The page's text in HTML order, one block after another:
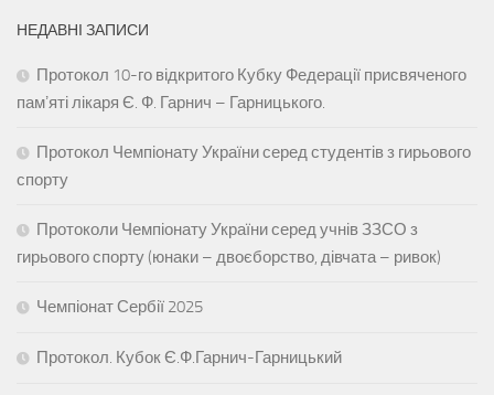
НЕДАВНІ ЗАПИСИ
Протокол 10-го відкритого Кубку Федерації присвяченого
памʼяті лікаря Є. Ф. Гарнич – Гарницького.
Протокол Чемпіонату України серед студентів з гирьового
спорту
Протоколи Чемпіонату України серед учнів ЗЗСО з
гирьового спорту (юнаки – двоєборство, дівчата – ривок)
Чемпіонат Сербії 2025
Протокол. Кубок Є.Ф.Гарнич-Гарницький